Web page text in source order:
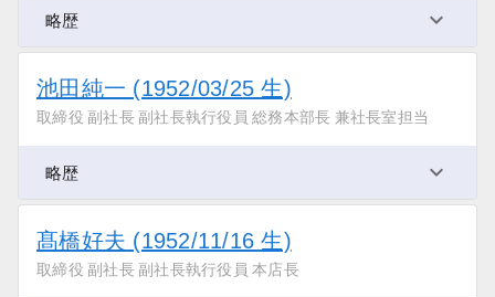
略歴
池田純一 (1952/03/25 生)
取締役 副社長 副社長執行役員 総務本部長 兼社長室担当
略歴
髙橋好夫 (1952/11/16 生)
取締役 副社長 副社長執行役員 本店長